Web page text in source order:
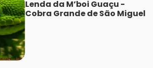
Lenda da M’boi Guaçu -
Cobra Grande de São Miguel